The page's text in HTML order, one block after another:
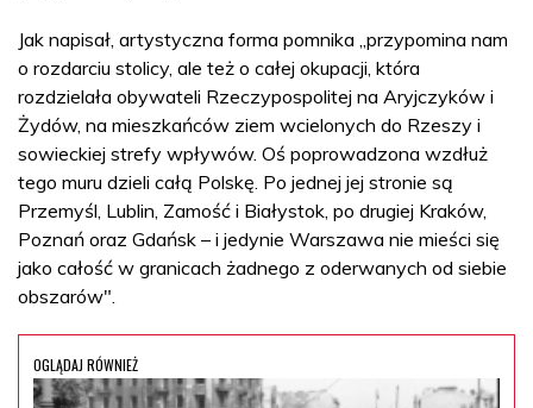
Jak napisał, artystyczna forma pomnika „przypomina nam
o rozdarciu stolicy, ale też o całej okupacji, która
rozdzielała obywateli Rzeczypospolitej na Aryjczyków i
Żydów, na mieszkańców ziem wcielonych do Rzeszy i
sowieckiej strefy wpływów. Oś poprowadzona wzdłuż
tego muru dzieli całą Polskę. Po jednej jej stronie są
Przemyśl, Lublin, Zamość i Białystok, po drugiej Kraków,
Poznań oraz Gdańsk – i jedynie Warszawa nie mieści się
jako całość w granicach żadnego z oderwanych od siebie
obszarów".
OGLĄDAJ RÓWNIEŻ